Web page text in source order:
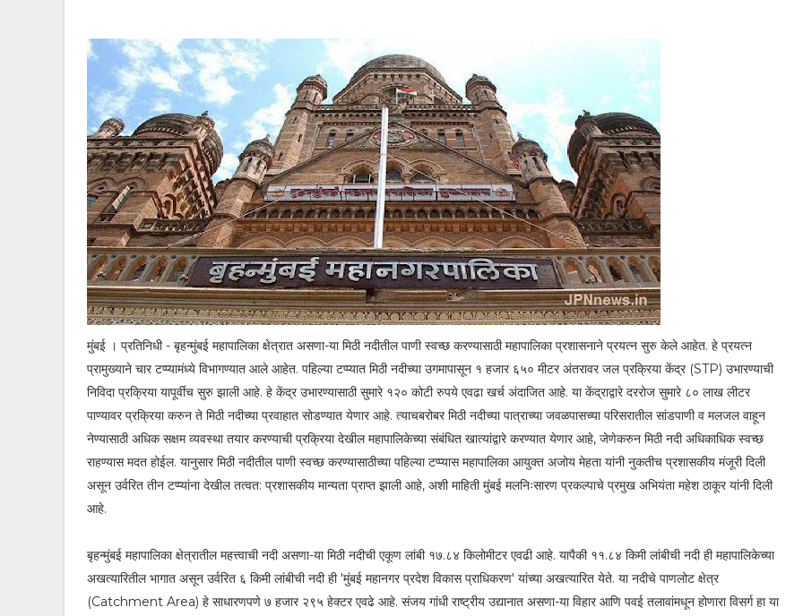
मुंबई । प्रतिनिधी - बृहन्मुंबई महापालिका क्षेत्रात असणा-या मिठी नदीतील पाणी स्वच्छ करण्यासाठी महापालिका प्रशासनाने प्रयत्न सुरु केले आहेत. हे प्रयत्न
प्रामुख्याने चार टप्प्यामंध्ये विभागण्यात आले आहेत. पहिल्या टप्प्यात मिठी नदीच्या उगमापासून १ हजार ६५० मीटर अंतरावर जल प्रक्रिया केंद्र (STP) उभारण्याची
निविदा प्रक्रिया यापूर्वीच सुरु झाली आहे. हे केंद्र उभारण्यासाठी सुमारे १२० कोटी रुपये एवढा खर्च अंदाजित आहे. या केंद्राद्वारे दररोज सुमारे ८० लाख लीटर
पाण्यावर प्रक्रिया करुन ते मिठी नदीच्या प्रवाहात सोडण्यात येणार आहे. त्याचबरोबर मिठी नदीच्या पात्राच्या जवळपासच्या परिसरातील सांडपाणी व मलजल वाहून
नेण्यासाठी अधिक सक्षम व्यवस्था तयार करण्याची प्रक्रिया देखील महापालिकेच्या संबंधित खात्यांद्वारे करण्यात येणार आहे, जेणेकरुन मिठी नदी अधिकाधिक स्वच्छ
राहण्यास मदत होईल. यानुसार मिठी नदीतील पाणी स्वच्छ करण्यासाठीच्या पहिल्या टप्प्यास महापालिका आयुक्त अजोय मेहता यांनी नुकतीच प्रशासकीय मंजूरी दिली
असून उर्वरित तीन टप्प्यांना देखील तत्वत: प्रशासकीय मान्यता प्राप्त झाली आहे, अशी माहिती मुंबई मलनिःसारण प्रकल्पाचे प्रमुख अभियंता महेश ठाकूर यांनी दिली
आहे.
बृहन्मुंबई महापालिका क्षेत्रातील महत्त्वाची नदी असणा-या मिठी नदीची एकूण लांबी १७.८४ किलोमीटर एवढी आहे. यापैकी ११.८४ किमी लांबीची नदी ही महापालिकेच्या
अखत्यारितील भागात असून उर्वरित ६ किमी लांबीची नदी ही 'मुंबई महानगर प्रदेश विकास प्राधिकरण' यांच्या अखत्यारित येते. या नदीचे पाणलोट क्षेत्र
(Catchment Area) हे साधारणपणे ७ हजार २९५ हेक्टर एवढे आहे. संजय गांधी राष्ट्रीय उद्यानात असणा-या विहार आणि पवई तलावांमधून होणारा विसर्ग हा या